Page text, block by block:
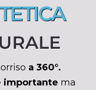
a 360°.
importante ma